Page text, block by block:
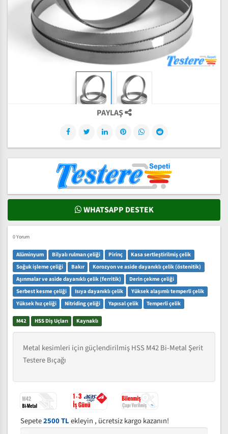
PAYLAŞ
WHATSAPP DESTEK
0 Yorum
Alüminyum Bilyalı rulman çeliği Pirinç
Kasa sertleştirilmiş çelik
Soğuk işleme çeliği
Bakır
Korozyon ve aside dayanıklı çelik (östenitik)
Aşınmalar ve aside dayanıklı çelik (ferritik)
Derin çekme çeliği
Serbest kesme çeliği
Isıya dayanıklı çelik
Yüksek alaşımlı temperli çelik
Yüksek hız çeliği
Nitriding çeliği Yapısal çelik Temperli çelik
M42 HSS Diş Uçları Kaynaklı
Metal kesimleri için güçlendirilmiş HSS M42 Bi-Metal Şerit
Testere Bıçağı
Sepete2500 TLekleyin , ücretsiz kargo kazanın!